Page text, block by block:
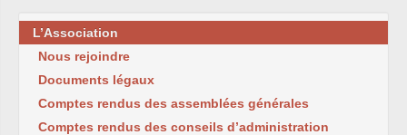
L’Association
Nous rejoindre
Documents légaux
Comptes rendus des assemblées générales
Comptes rendus des conseils d’administration